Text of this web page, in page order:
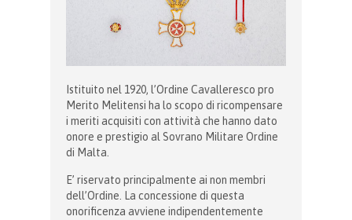
Istituito nel 1920, l’Ordine Cavalleresco pro
Merito Melitensi ha lo scopo di ricompensare
i meriti acquisiti con attività che hanno dato
onore e prestigio al Sovrano Militare Ordine
di Malta.
E’ riservato principalmente ai non membri
dell’Ordine. La concessione di questa
onorificenza avviene indipendentemente